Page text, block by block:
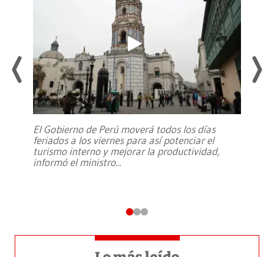
El Gobierno de Perú moverá todos los días
feriados a los viernes para así potenciar el
turismo interno y mejorar la productividad,
informó el ministro...